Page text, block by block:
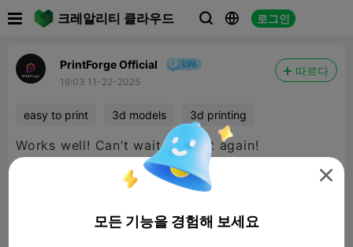
크레알리티 클라우드   로그인
PrintForge Official
16:03 11-22-2025
따르다
easy to print 3d models 3d printing

모든 기능을 경험해 보세요